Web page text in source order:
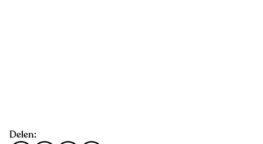
Delen: